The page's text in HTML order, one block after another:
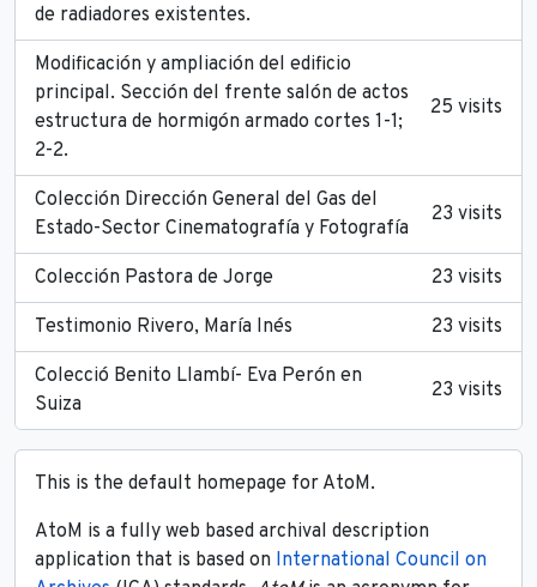
de radiadores existentes.
Modificación y ampliación del edificio
principal. Sección del frente salón de actos
estructura de hormigón armado cortes 1-1;
2-2.
25 visits
Colección Dirección General del Gas del
Estado-Sector Cinematografía y Fotografía
23 visits
Colección Pastora de Jorge 23 visits
Testimonio Rivero, María Inés 23 visits
Colecció Benito Llambí- Eva Perón en
Suiza
23 visits
This is the default homepage for AtoM.
AtoM is a fully web based archival description
application that is based on International Council on